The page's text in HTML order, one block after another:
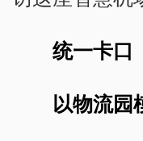
统一卡口
以物流园